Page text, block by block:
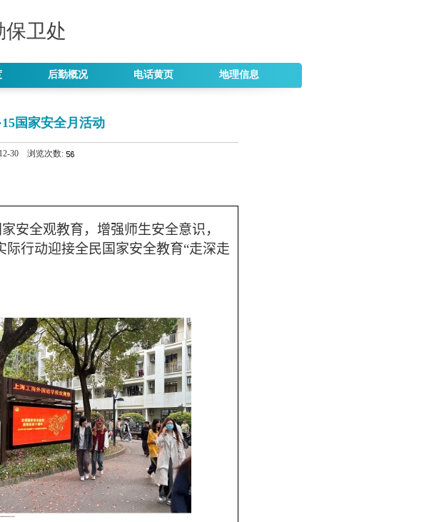
保卫处
后勤概况 电话黄页 地理信息
国家安全月活动
30 浏览次数:
安全观教育，增强师生安全意识，
行动迎接全民国家安全教育“走深走